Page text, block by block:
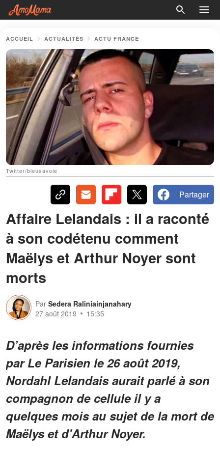
ACCUEIL ACTUALITÉS ACTU FRANCE
Twitter/bleusavoie
Partager
Affaire Lelandais : il a raconté
à son codétenu comment
Maëlys et Arthur Noyer sont
morts
Par Sedera Raliniainjanahary
27 août 2019
15:35
D’après les informations fournies
par Le Parisien le 26 août 2019,
Nordahl Lelandais aurait parlé à son
compagnon de cellule il y a
quelques mois au sujet de la mort de
Maëlys et d'Arthur Noyer.